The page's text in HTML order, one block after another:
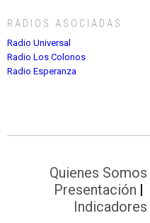
RADIOS ASOCIADAS
Radio Universal
Radio Los Colonos
Radio Esperanza
Quienes Somos
Presentación